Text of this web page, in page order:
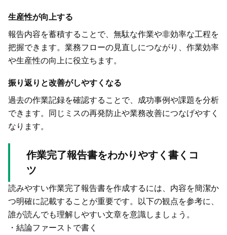
生産性が向上する
報告内容を蓄積することで、無駄な作業や非効率な工程を
把握できます。業務フローの見直しにつながり、作業効率
や生産性の向上に役立ちます。
振り返りと改善がしやすくなる
過去の作業記録を確認することで、成功事例や課題を分析
できます。同じミスの再発防止や業務改善につなげやすく
なります。
作業完了報告書をわかりやすく書くコ
ツ
読みやすい作業完了報告書を作成するには、内容を簡潔か
つ明確に記載することが重要です。以下の観点を参考に、
誰が読んでも理解しやすい文章を意識しましょう。
・結論ファーストで書く